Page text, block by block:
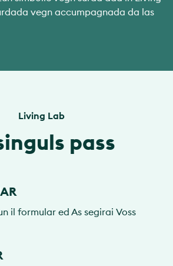
vegn accumpagnada da las
Living Lab
pass
il formular ed As segirai Voss